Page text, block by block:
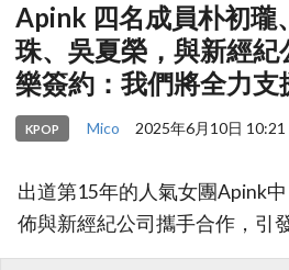
Apink 四名成員朴初瓏
珠、吳夏榮，與新經
樂簽約：我們將全力支
KPOP Mico 2025年6月10日 10:21
出道第15年的人氣女團Apink
佈與新經紀公司攜手合作，引